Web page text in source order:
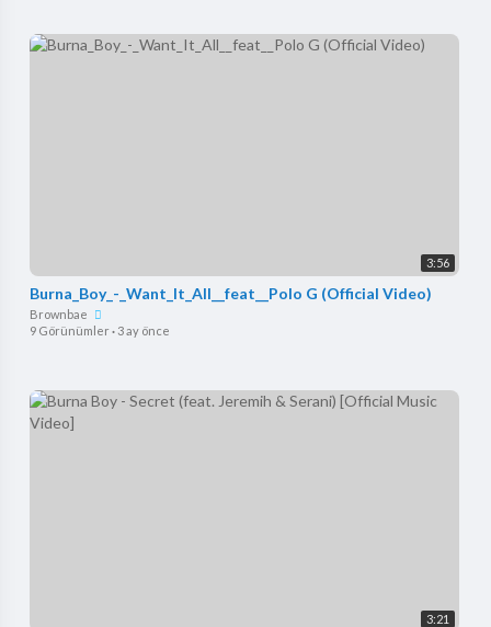
3:56
Burna_Boy_-_Want_It_All__feat__Polo G (Official Video)
Brownbae
9 Görünümler · 3 ay önce
3:21